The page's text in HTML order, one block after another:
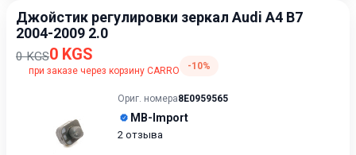
Джойстик регулировки зеркал Audi A4 B7
2004-2009 2.0
0 KGS0 KGS
при заказе через корзину CARRO -10%
Ориг. номера8E0959565
MB-Import
2 отзыва